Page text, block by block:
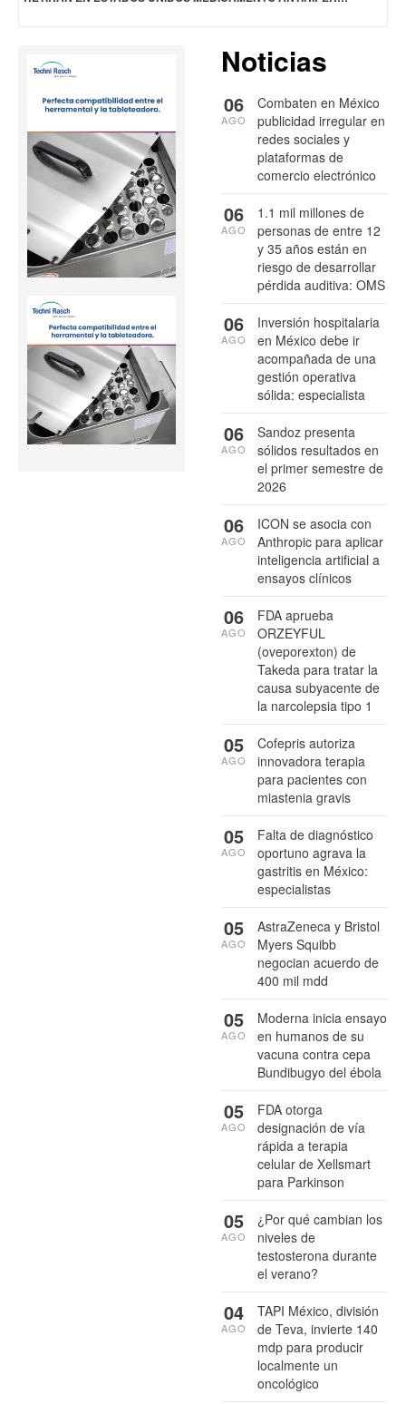
Noticias
Combaten en México
publicidad irregular en
redes sociales y
plataformas de
comercio electrónico
06
AGO
1.1 mil millones de
personas de entre 12
y 35 años están en
riesgo de desarrollar
pérdida auditiva: OMS
06
AGO
Inversión hospitalaria
en México debe ir
acompañada de una
gestión operativa
sólida: especialista
06
AGO
Sandoz presenta
sólidos resultados en
el primer semestre de
2026
06
AGO
ICON se asocia con
Anthropic para aplicar
inteligencia artificial a
ensayos clínicos
06
AGO
FDA aprueba
ORZEYFUL
(oveporexton) de
Takeda para tratar la
causa subyacente de
la narcolepsia tipo 1
06
AGO
Cofepris autoriza
innovadora terapia
para pacientes con
miastenia gravis
05
AGO
Falta de diagnóstico
oportuno agrava la
gastritis en México:
especialistas
05
AGO
AstraZeneca y Bristol
Myers Squibb
negocian acuerdo de
400 mil mdd
05
AGO
Moderna inicia ensayo
en humanos de su
vacuna contra cepa
Bundibugyo del ébola
05
AGO
FDA otorga
designación de vía
rápida a terapia
celular de Xellsmart
para Parkinson
05
AGO
¿Por qué cambian los
niveles de
testosterona durante
el verano?
05
AGO
TAPI México, división
de Teva, invierte 140
mdp para producir
localmente un
oncológico
04
AGO